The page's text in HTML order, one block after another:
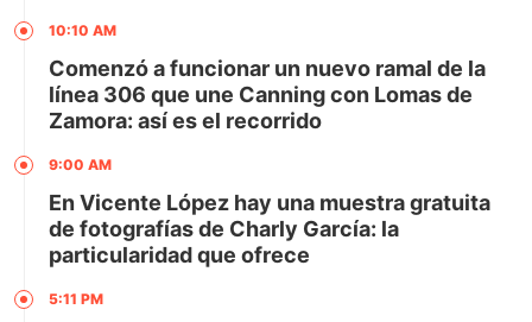
10:10 AM
Comenzó a funcionar un nuevo ramal de la
línea 306 que une Canning con Lomas de
Zamora: así es el recorrido
9:00 AM
En Vicente López hay una muestra gratuita
de fotografías de Charly García: la
particularidad que ofrece
5:11 PM